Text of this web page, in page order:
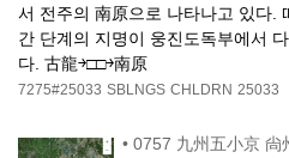
서 전주의 南原으로 나타나고 있다.
간 단계의 지명이 웅진도독부에서
다. 古龍￫□□￫南原
7275#25033 SBLNGS CHLDRN 25033
• 0757 九州五小京 尙